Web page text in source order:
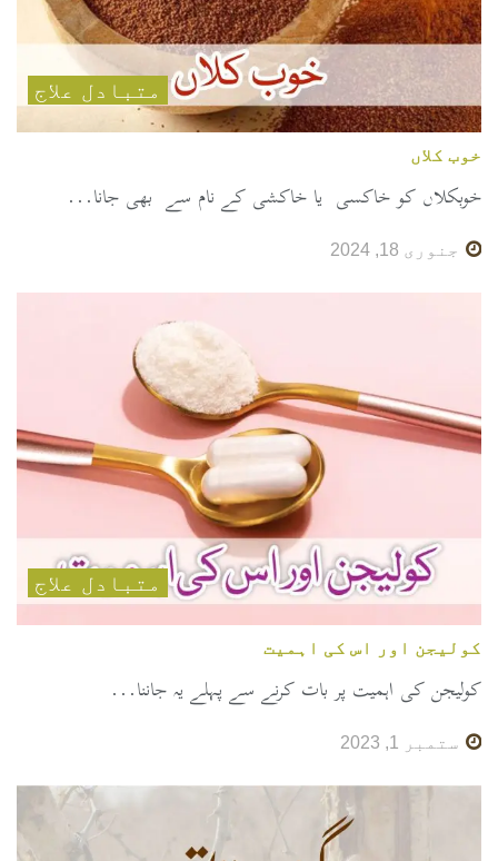
متبادل علاج
خوب کلاں
خوبکلاں کو خاکسی یا خاکشی کے نام سے بھی جانا...
جنوری 18, 2024
متبادل علاج
کولیجن اور اس کی اہمیت
کولیجن کی اہمیت پر بات کرنے سے پہلے یہ جاننا...
ستمبر 1, 2023